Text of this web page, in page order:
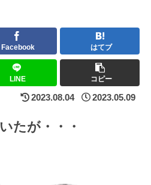
Facebook はてブ
LINE コピー
2023.08.04 2023.05.09
たが・・・